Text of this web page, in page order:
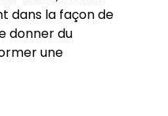
dans la façon de
donner du
une